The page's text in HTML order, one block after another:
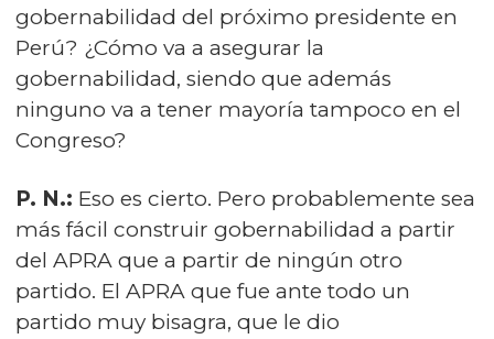
gobernabilidad del próximo presidente en
Perú? ¿Cómo va a asegurar la
gobernabilidad, siendo que además
ninguno va a tener mayoría tampoco en el
Congreso?
P. N.: Eso es cierto. Pero probablemente sea
más fácil construir gobernabilidad a partir
del APRA que a partir de ningún otro
partido. El APRA que fue ante todo un
partido muy bisagra, que le dio